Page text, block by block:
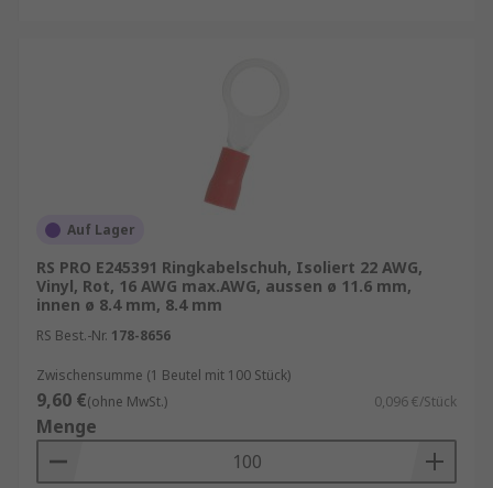
Auf Lager
RS PRO E245391 Ringkabelschuh, Isoliert 22 AWG,
Vinyl, Rot, 16 AWG max.AWG, aussen ø 11.6 mm,
innen ø 8.4 mm, 8.4 mm
RS Best.-Nr. 178-8656
Zwischensumme (1 Beutel mit 100 Stück)
9,60 €(ohne MwSt.) 0,096 €/Stück
Menge